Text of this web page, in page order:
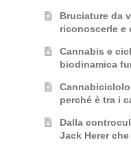
Bruciature da
riconoscerle e
Cannabis e
biodinamica
perché è tra i
Dalla
Jack Herer